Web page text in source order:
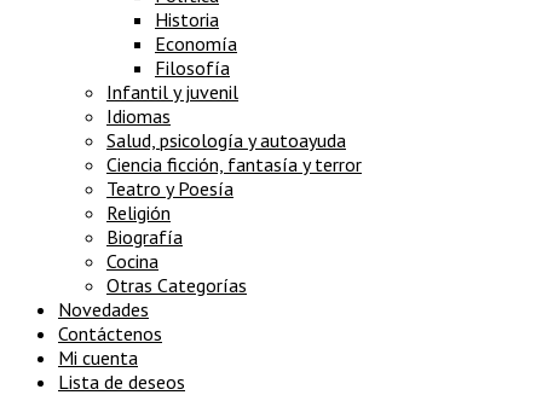
Historia
Economía
Filosofía
Infantil y juvenil
Idiomas
Salud, psicología y autoayuda
Ciencia ficción, fantasía y terror
Teatro y Poesía
Religión
Biografía
Cocina
Otras Categorías
Novedades
Contáctenos
Mi cuenta
Lista de deseos